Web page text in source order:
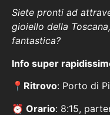
Siete pronti ad
gioiello della
fantastica?
Info super
📍 Ritrovo: Porto di
⏰ Orario: 8:15,